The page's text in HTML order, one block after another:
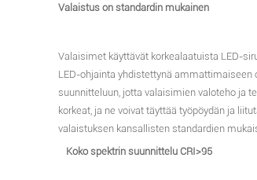
Valaistus on standardin mukainen
Valaisimet käyttävät korkealaatuista LED-
LED-ohjainta yhdistettynä ammattimaiseen
suunnitteluun, jotta valaisimien valoteho ja
korkeat, ja ne voivat täyttää työpöydän ja
valaistuksen kansallisten standardien
Koko spektrin suunnittelu CRI>95